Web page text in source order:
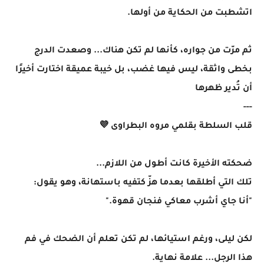
اتشطبت من الحكاية من أولها.
ثم مرّت من جواره، كأنها لم تكن هناك... وصعدت الدرج
بخطى واثقة، ليس فيها غضب، بل خيبة عميقة اختارت أخيرًا
أن تُدير ظهرها
---
قلب السلطة بقلمي مروه البطراوى 💜
ضحكته الأخيرة كانت أطول من اللازم...
تلك التي أطلقها بعدما هزّ كتفيه باستهانة، وهو يقول:
"أنا جاي أشرب معاكي فنجان قهوة."
لكن ليلى، ورغم استيائها، لم تكن تعلم أن الضحك في فم
هذا الرجل... علامة نهاية.